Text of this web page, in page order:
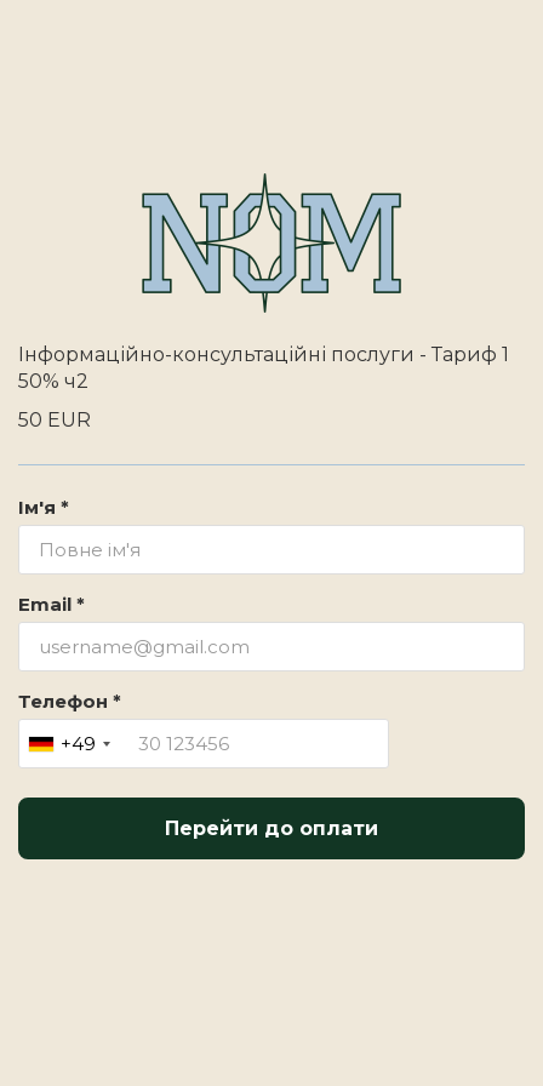
Інформаційно-консультаційні послуги - Тариф 1
50% ч2
50 EUR
Ім'я *
Email *
Телефон *
+49
Перейти до оплати